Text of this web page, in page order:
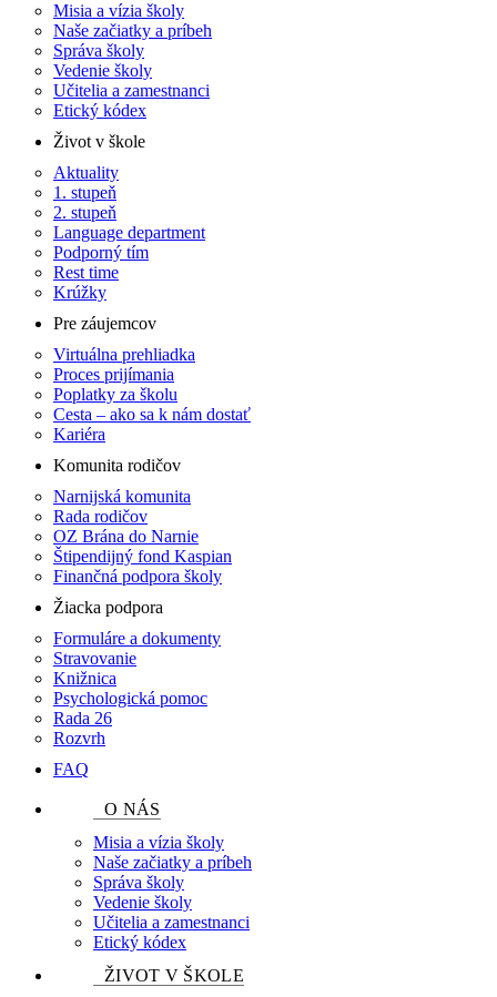
Misia a vízia školy
Naše začiatky a príbeh
Správa školy
Vedenie školy
Učitelia a zamestnanci
Etický kódex
Život v škole
Aktuality
1. stupeň
2. stupeň
Language department
Podporný tím
Rest time
Krúžky
Pre záujemcov
Virtuálna prehliadka
Proces prijímania
Poplatky za školu
Cesta – ako sa k nám dostať
Kariéra
Komunita rodičov
Narnijská komunita
Rada rodičov
OZ Brána do Narnie
Štipendijný fond Kaspian
Finančná podpora školy
Žiacka podpora
Formuláre a dokumenty
Stravovanie
Knižnica
Psychologická pomoc
Rada 26
Rozvrh
FAQ
O NÁS
Misia a vízia školy
Naše začiatky a príbeh
Správa školy
Vedenie školy
Učitelia a zamestnanci
Etický kódex
ŽIVOT V ŠKOLE